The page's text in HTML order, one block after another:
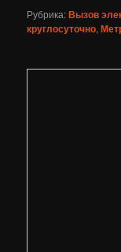
Рубрика:Вызов
круглосуточно,